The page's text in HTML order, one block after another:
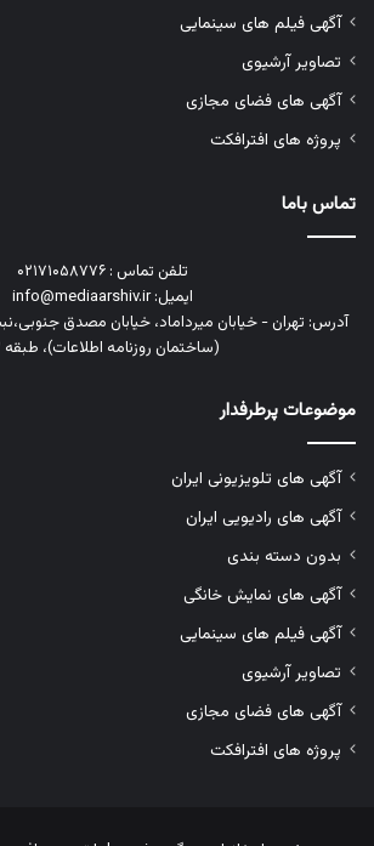
آگهی فیلم های سینمایی
تصاویر آرشیوی
آگهی های فضای مجازی
پروژه های افترافکت
تماس باما
تلفن تماس : ۰۲۱۷۱۰۵۸۷۷۶
ایمیل: info@mediaarshiv.ir
(ساختمان روزنامه اطلاعات)، طبقه ۱۳
موضوعات پرطرفدار
آگهی های تلویزیونی ایران
آگهی های رادیویی ایران
بدون دسته بندی
آگهی های نمایش خانگی
آگهی فیلم های سینمایی
تصاویر آرشیوی
آگهی های فضای مجازی
پروژه های افترافکت